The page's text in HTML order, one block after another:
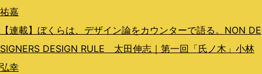
祐嘉
【連載】ぼくらは、デザイン論をカウンターで語る。NON DE
SIGNERS DESIGN RULE 太田伸志｜第一回「氏ノ木」小林
弘幸